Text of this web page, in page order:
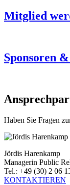
Mitglied
Sponsoren
Haben Sie Fragen
Jördis Harenkamp
Managerin Public
Tel.: +49 (30) 2 06
KONTAKTIEREN